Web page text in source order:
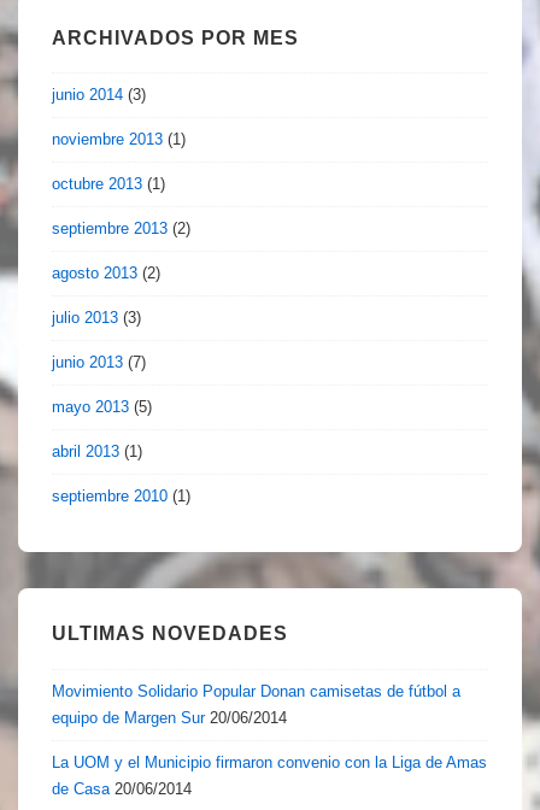
ARCHIVADOS POR MES
junio 2014 (3)
noviembre 2013 (1)
octubre 2013 (1)
septiembre 2013 (2)
agosto 2013 (2)
julio 2013 (3)
junio 2013 (7)
mayo 2013 (5)
abril 2013 (1)
septiembre 2010 (1)
ULTIMAS NOVEDADES
Movimiento Solidario Popular Donan camisetas de fútbol a
equipo de Margen Sur 20/06/2014
La UOM y el Municipio firmaron convenio con la Liga de Amas
de Casa 20/06/2014